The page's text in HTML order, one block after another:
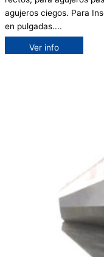
agujeros ciegos. Para
en pulgadas....
Ver info